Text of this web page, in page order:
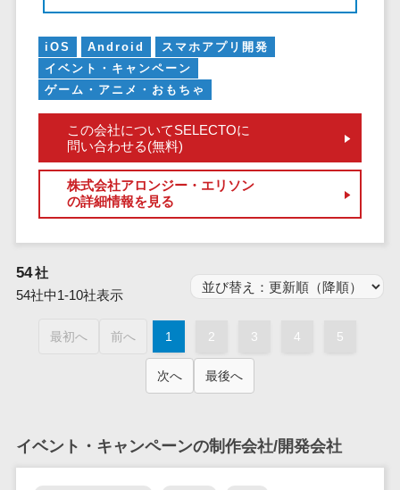
不正検知サー
ビス
業務全般
ール
FAX配信システ
ム
ビス
ChatGPTサー
ビス
ワークフロー
成ツール
iOS Android
スマホアプリ開発
イベント・キャンペーン
ゲーム・アニメ・おもちゃ
この会社についてSELECTOに
問い合わせる(無料)
株式会社アロンジー・エリソン
の詳細情報を見る
54社
54社中1-10社表示
最初へ 前へ 1 2 3 4 5
次へ 最後へ
イベント・キャンペーンの制作会社/開発会社